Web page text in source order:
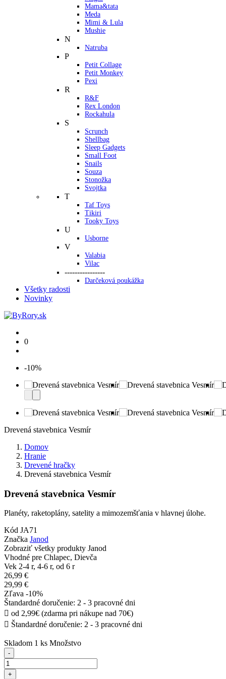
Mama&tata
Meda
Mimi & Lula
Mushie
N
Natruba
P
Petit Collage
Petit Monkey
Pexi
R
R&F
Rex London
Rockahula
S
Scrunch
Shellbag
Sleep Gadgets
Small Foot
Snails
Souza
Stonožka
Svojtka
T
Taf Toys
Tikiri
Tooky Toys
U
Usborne
V
Valabia
Vilac
----------------
Darčeková poukážka
Všetky radosti
Novinky
0
-10%
Drevená stavebnica Vesmír
Domov
Hranie
Drevené hračky
Drevená stavebnica Vesmír
Drevená stavebnica Vesmír
Planéty, raketoplány, satelity a mimozemšťania v hlavnej úlohe.
Kód JA71
Značka Janod
Zobraziť všetky produkty Janod
Vhodné pre Chlapec, Dievča
Vek 2-4 r, 4-6 r, od 6 r
26,99 €
29,99 €
Zľava -10%
Štandardné doručenie: 2 - 3 pracovné dni
 od 2,99€ (zdarma pri nákupe nad 70€)
 Štandardné doručenie: 2 - 3 pracovné dni
Skladom 1 ks Množstvo
-
+